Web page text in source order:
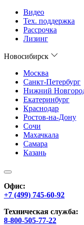
Видео
Тех. поддержка
Рассрочка
Лизинг
Новосибирск
Москва
Санкт-Петербург
Нижний
Екатеринбург
Краснодар
Ростов-на-Дону
Сочи
Махачкала
Самара
Казань
Офис:
+7 (499) 745-60-92
Техническая служба:
8-800-505-77-22